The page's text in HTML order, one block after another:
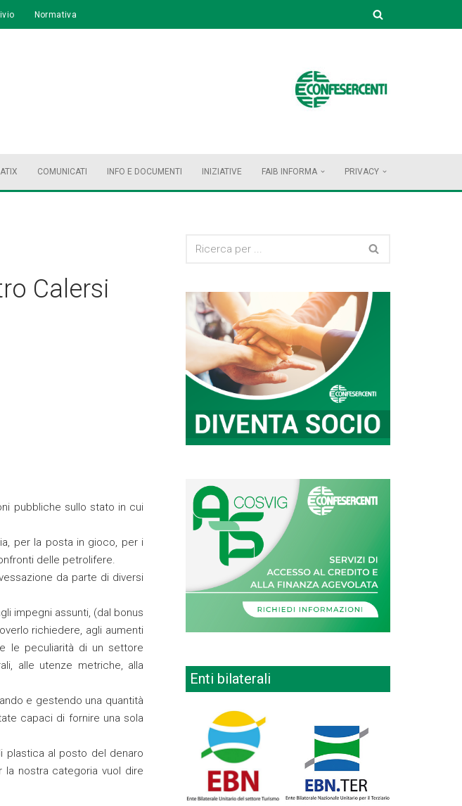
Normativa
COMUNICATI INFO E DOCUMENTI INIZIATIVE FAIB INFORMA PRIVACY
Calersi
pubbliche sullo stato in cui
per la posta in gioco, per i
delle petrolifere.
da parte di diversi
impegni assunti, (dal bonus
richiedere, agli aumenti
le peculiarità di un settore
alle utenze metriche, alla
e gestendo una quantità
capaci di fornire una sola
plastica al posto del denaro
nostra categoria vuol dire
Enti bilaterali